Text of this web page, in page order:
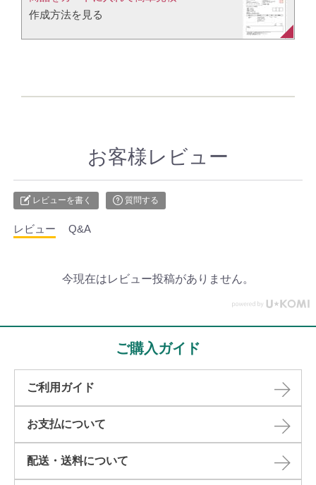
作成方法を見る​​
お客様レビュー
レビューを書く 質問する
レビュー Q&A
今現在はレビュー投稿がありません。
ご購入ガイド
ご利用ガイド
お支払について
配送・送料について